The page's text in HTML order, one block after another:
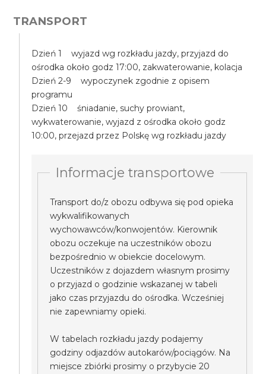
TRANSPORT
Dzień 1 wyjazd wg rozkładu jazdy, przyjazd do
ośrodka około godz 17:00, zakwaterowanie, kolacja
Dzień 2-9 wypoczynek zgodnie z opisem
programu
Dzień 10 śniadanie, suchy prowiant,
wykwaterowanie, wyjazd z ośrodka około godz
10:00, przejazd przez Polskę wg rozkładu jazdy
Informacje transportowe
Transport do/z obozu odbywa się pod opieka
wykwalifikowanych
wychowawców/konwojentów. Kierownik
obozu oczekuje na uczestników obozu
bezpośrednio w obiekcie docelowym.
Uczestników z dojazdem własnym prosimy
o przyjazd o godzinie wskazanej w tabeli
jako czas przyjazdu do ośrodka. Wcześniej
nie zapewniamy opieki.
W tabelach rozkładu jazdy podajemy
godziny odjazdów autokarów/pociągów. Na
miejsce zbiórki prosimy o przybycie 20